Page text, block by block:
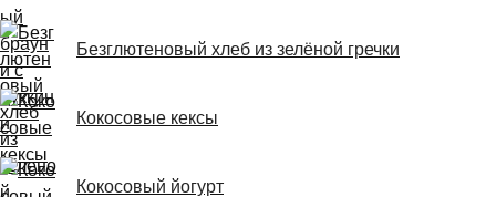
Безглютеновый хлеб из зелёной гречки
Кокосовые кексы
Кокосовый йогурт